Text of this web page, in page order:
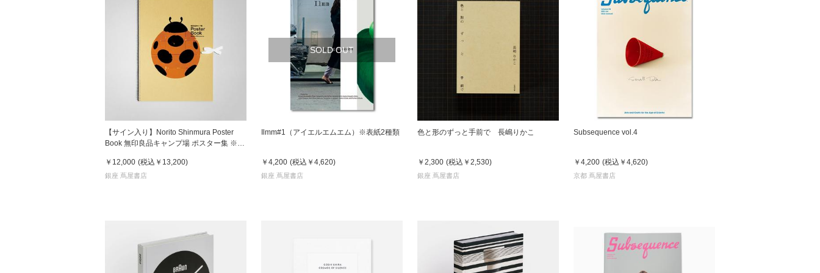
【サイン入り】Norito Shinmura Poster
Book 無印良品キャンプ場 ポスター集 ※表
￥12,000 (税込 ￥13,200)
銀座 蔦屋書店
SOLD OUT
Ilmm#1（アイエルエムエム）※表紙2種類
￥4,200 (税込 ￥4,620)
銀座 蔦屋書店
色と形のずっと手前で 長嶋りかこ
￥2,300 (税込 ￥2,530)
銀座 蔦屋書店
Subsequence vol.4
￥4,200 (税込 ￥4,620)
京都 蔦屋書店